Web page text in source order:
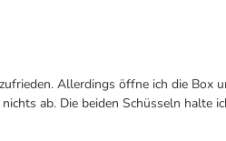
Allerdings öffne ich die
ab. Die beiden Schüsseln